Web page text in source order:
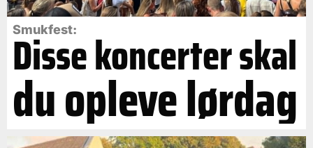
Smukfest:
Disse koncerter skal
du opleve lørdag